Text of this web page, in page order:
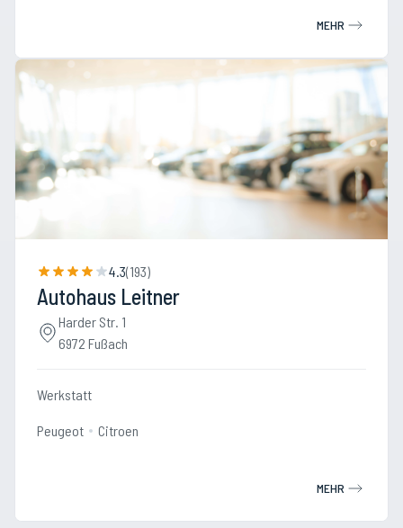
MEHR
4.3(193)
Autohaus Leitner
Harder Str. 1
6972 Fußach
Werkstatt
Peugeot Citroen
MEHR